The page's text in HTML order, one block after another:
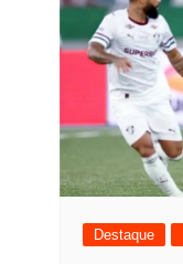
Destaque